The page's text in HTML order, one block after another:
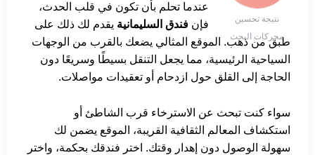
نتيجة تحسين
محركات البحث
عندما تحلم بأن تكون في قلب الحدث،
فإن فندق السليمانية يقدم لك ذلك على
طبق من ذهب. الموقع المثالي يضعك بالقرب من الوجهات
السياحية الرئيسية، مما يجعل التنقل بسيطًا وسريعًا دون
الحاجة إلى القلق حول ازدحام أو تعقيدات مواصلات.
سواء كنت تبحث عن الاسترخاء قرب الشاطئ أو
استكشاف المعالم الثقافية القريبة، الموقع يضمن لك
سهولة الوصول دون إهدار وقتك. اختر فندقك بحكمة، واختر